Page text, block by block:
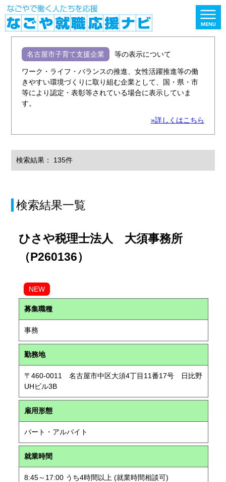
名古屋市子育て支援企業 等の表示について
ワーク・ライフ・バランスの推進、女性活躍推進等の働
きやすい環境づくりに取り組む企業として、国・県・市
等により認定・表彰等されている場合に表示していま
す。
»詳しくはこちら
検索結果： 135件
検索結果一覧
ひさや税理士法人 大須事務所
（P260136）
NEW
募集職種
事務
勤務地
〒460-0011 名古屋市中区大須4丁目11番17号 日比野
UHビル3B
雇用形態
パート・アルバイト
就業時間
8:45～17:00 うち4時間以上 (就業時間相談可)